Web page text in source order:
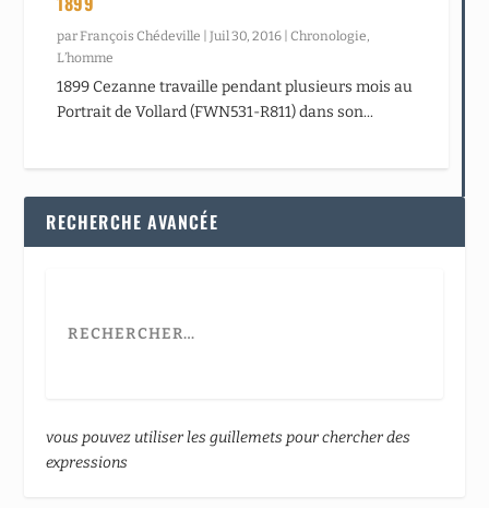
parFrançois Chédeville |Juil 30, 2016 |Chronologie,
L’homme
1899 Cezanne travaille pendant plusieurs mois au
Portrait de Vollard (FWN531-R811) dans son...
RECHERCHE AVANCÉE
vous pouvez utiliser les guillemets pour chercher des
expressions